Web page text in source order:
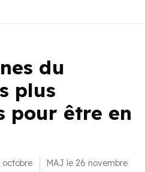
du
plus
pour être en
octobre
MAJ le 26 novembre